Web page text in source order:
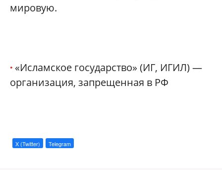
мировую.
* «Исламское государство» (ИГ, ИГИЛ) —
организация, запрещенная в РФ
X (Twitter) Telegram